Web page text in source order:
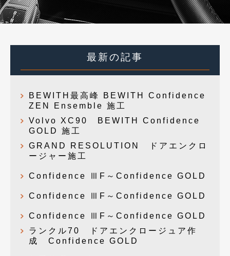
最新の記事
BEWITH最高峰 BEWITH Confidence
ZEN Ensemble 施工
Volvo XC90 BEWITH Confidence
GOLD 施工
GRAND RESOLUTION ドアエンクロ
ージャー施工
Confidence ⅢF～Confidence GOLD
Confidence ⅢF～Confidence GOLD
Confidence ⅢF～Confidence GOLD
ランクル70 ドアエンクロージュア作
成 Confidence GOLD